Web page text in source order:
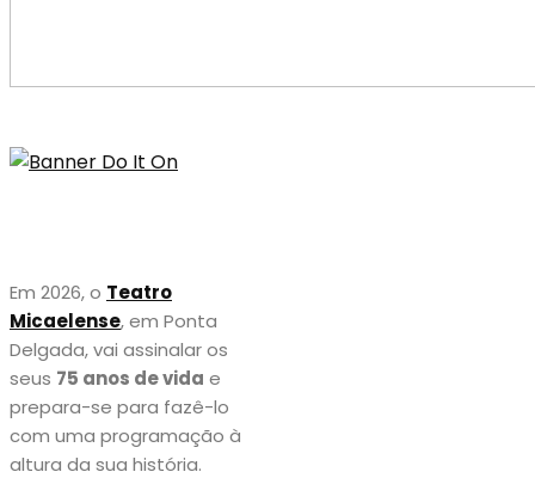
Em 2026, o Teatro
Micaelense, em Ponta
Delgada, vai assinalar os
seus 75 anos de vida e
prepara-se para fazê-lo
com uma programação à
altura da sua história.